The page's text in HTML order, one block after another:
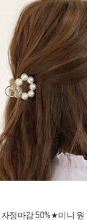
정마감 50%★미니 원